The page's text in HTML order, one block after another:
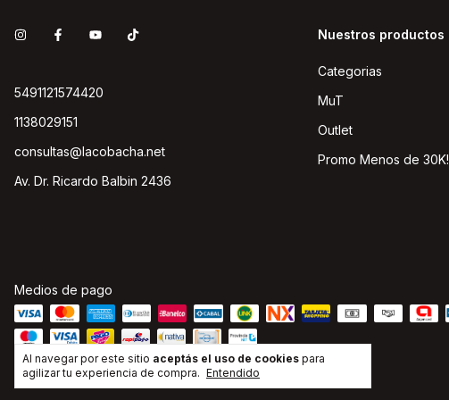
Al navegar por este sitio aceptás el uso de cookies para
agilizar tu experiencia de compra. Entendido
5491121574420
1138029151
consultas@lacobacha.net
Av. Dr. Ricardo Balbin 2436
Nuestros productos
Categorias
MuT
Outlet
Promo Menos de 30K!
Medios de pago